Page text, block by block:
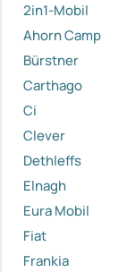
2in1-Mobil
Ahorn Camp
Bürstner
Carthago
Ci
Clever
Dethleffs
Elnagh
Eura Mobil
Fiat
Frankia